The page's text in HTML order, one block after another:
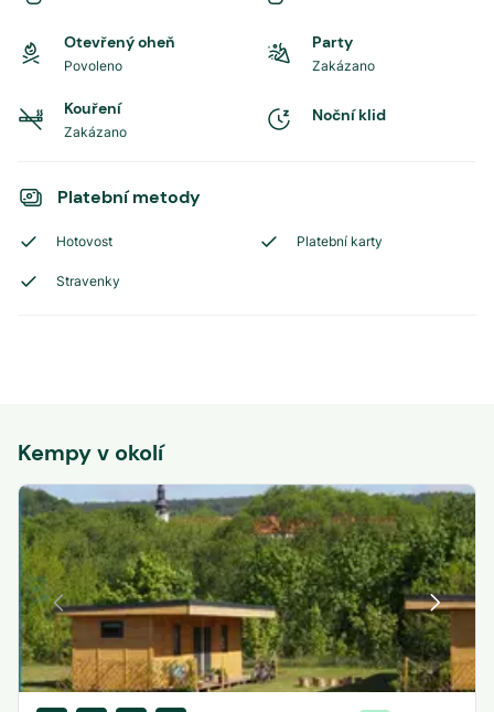
Otevřený oheň
Povoleno
Party
Zakázano
Kouření
Zakázano
Noční klid
Platební metody
Hotovost Platební karty
Stravenky
Kempy v okolí